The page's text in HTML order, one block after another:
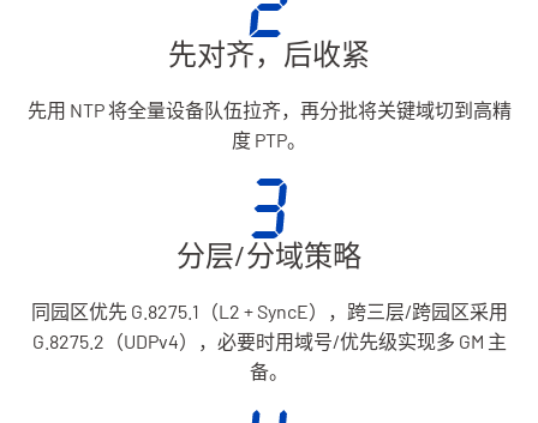
先对齐，后收紧
先用 NTP 将全量设备队伍拉齐，再分批将关键域切到高精
度 PTP。
分层/分域策略
同园区优先 G.8275.1（L2 + SyncE），跨三层/跨园区采用
G.8275.2（UDPv4），必要时用域号/优先级实现多 GM 主
备。